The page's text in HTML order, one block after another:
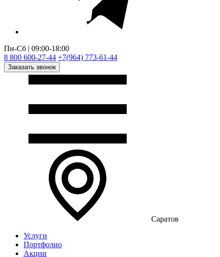
Пн-Сб | 09:00-18:00
8 800 600-27-44 +7(964) 773-61-44
Заказать звонок
Саратов
Услуги
Портфолио
Акции